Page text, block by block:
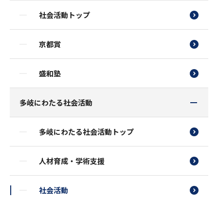
社会活動トップ
京都賞
盛和塾
多岐にわたる社会活動
多岐にわたる社会活動トップ
人材育成・学術支援
社会活動